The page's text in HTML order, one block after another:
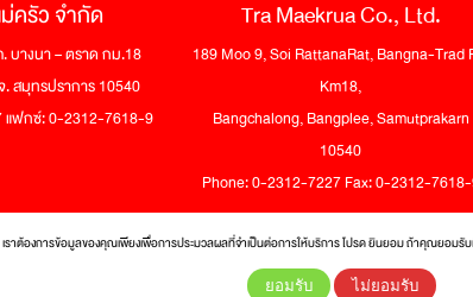
ต้องการข้อมูลของคุณเพียงเพื่อการประมวลผลที่จำเป็นต่อการให้บริการ โปรด ยินยอม ถ้าคุณยอมรับเ
ยอมรับ ไม่ยอมรับ
ครัว จำกัด
บางนา – ตราด กม.18
สมุทรปราการ 10540
ฟกซ์: 0-2312-7618-9
Tra Maekrua Co., Ltd.
189 Moo 9, Soi RattanaRat, Bangna-Trad
Km18,
Bangchalong, Bangplee, Samutprakarn
10540
Phone: 0-2312-7227 Fax: 0-2312-